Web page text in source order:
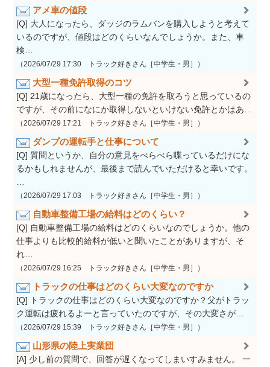
アメ車の値段
[Q] 大人になったら、ダッジのラムバンを購入しようと考えて
いるのですが、値段はどのくらいなんでしょうか。また、車
検…
（2026/07/29 17:30 トラック好きさん［中学生・男］）
大型一種免許取得のコツ
[Q] 21歳になったら、大型一種の免許を取ろうと思っているの
ですが、その前になにか取得しないといけない免許とかはあ…
（2026/07/29 17:21 トラック好きさん［中学生・男］）
ダンプの運転手と仕事について
[Q] 質問というか、自分の意見をべらべら喋っているだけにな
るかもしれませんが、最後まで読んでいただけると幸いです。
…
（2026/07/29 17:03 トラック好きさん［中学生・男］）
自動車整備工場の給料はどのくらい？
[Q] 自動車整備工場の給料はどのくらいなのでしょうか。他の
仕事よりも比較的給料が低いと聞いたことがありますが、そ
れ…
（2026/07/29 16:25 トラック好きさん［中学生・男］）
トラックの仕事はどのくらい大変なのですか
[Q] トラックの仕事はどのくらい大変なのですか？父がトラッ
ク運転は疲れるよーと言っていたのですが、その大変さが…
（2026/07/29 15:39 トラック好きさん［中学生・男］）
山形県の陸上実業団
[A] 少し前の質問で、回答が遅くなってしまいすみません。 一